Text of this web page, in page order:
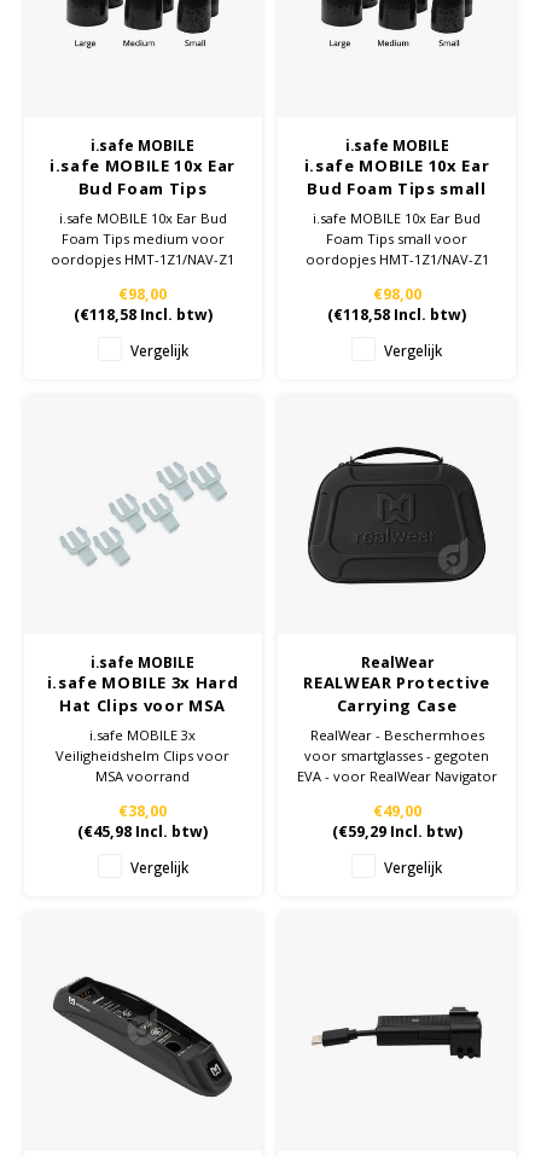
i.safe MOBILE
i.safe MOBILE 10x Ear
Bud Foam Tips
medium voor earbuds
HMT-1Z1/NAV-Z1
i.safe MOBILE 10x Ear Bud
Foam Tips medium voor
oordopjes HMT-1Z1/NAV-Z1
€98,00
(€118,58Incl. btw)
Vergelijk
i.safe MOBILE
i.safe MOBILE 10x Ear
Bud Foam Tips small
voor earbuds HMT-
1Z1/NAV-Z1
i.safe MOBILE 10x Ear Bud
Foam Tips small voor
oordopjes HMT-1Z1/NAV-Z1
€98,00
(€118,58 Incl. btw)
Vergelijk
i.safe MOBILE
i.safe MOBILE 3x Hard
Hat Clips voor MSA
Front Brim
i.safe MOBILE 3x
Veiligheidshelm Clips voor
MSA voorrand
€38,00
(€45,98 Incl. btw)
Vergelijk
RealWear
REALWEAR Protective
Carrying Case
Navigator 500 Series
RealWear - Beschermhoes
voor smartglasses - gegoten
EVA - voor RealWear Navigator
€49,00
(€59,29Incl. btw)
Vergelijk